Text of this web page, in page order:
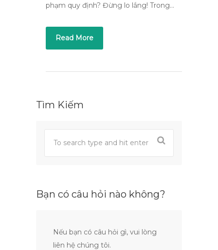
phạm quy định? Đừng lo lắng! Trong…
Read More
Tìm Kiếm
Bạn có câu hỏi nào không?
Nếu bạn có câu hỏi gì, vui lòng
liên hệ chúng tôi.